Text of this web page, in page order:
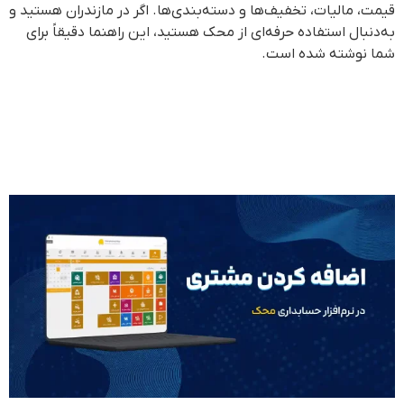
قیمت، مالیات، تخفیف‌ها و دسته‌بندی‌ها. اگر در مازندران هستید و
به‌دنبال استفاده حرفه‌ای از محک هستید، این راهنما دقیقاً برای
شما نوشته شده است.